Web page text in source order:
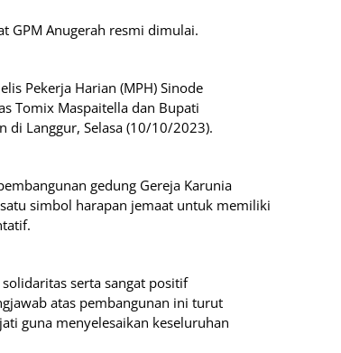
GPM Anugerah resmi dimulai.
Pekerja Harian (MPH) Sinode
Tomix Maspaitella dan Bupati
di Langgur, Selasa (10/10/2023).
gedung Gereja Karunia
simbol harapan jemaat untuk memiliki
serta sangat positif
atas pembangunan ini turut
guna menyelesaikan keseluruhan